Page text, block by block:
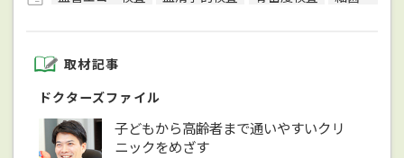
取材記事
ドクターズファイル
子どもから高齢者まで通いやすいクリ
ニックをめざす